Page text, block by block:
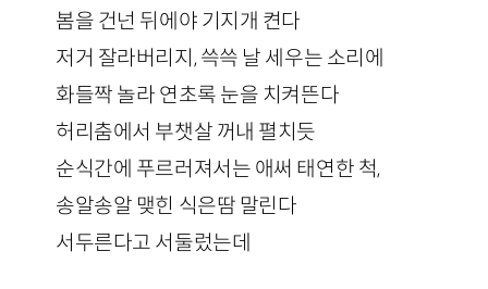
봄을 건넌 뒤에야 기지개 켠다
저거 잘라버리지, 쓱쓱 날 세우는 소리에
화들짝 놀라 연초록 눈을 치켜뜬다
허리춤에서 부챗살 꺼내 펼치듯
순식간에 푸르러져서는 애써 태연한 척,
송알송알 맺힌 식은땀 말린다
서두른다고 서둘렀는데